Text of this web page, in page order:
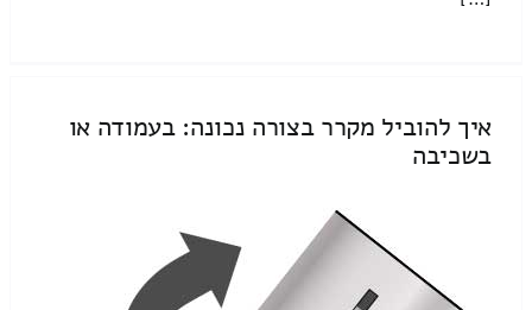
איך להוביל מקרר בצורה נכונה: בעמודה או
בשכיבה